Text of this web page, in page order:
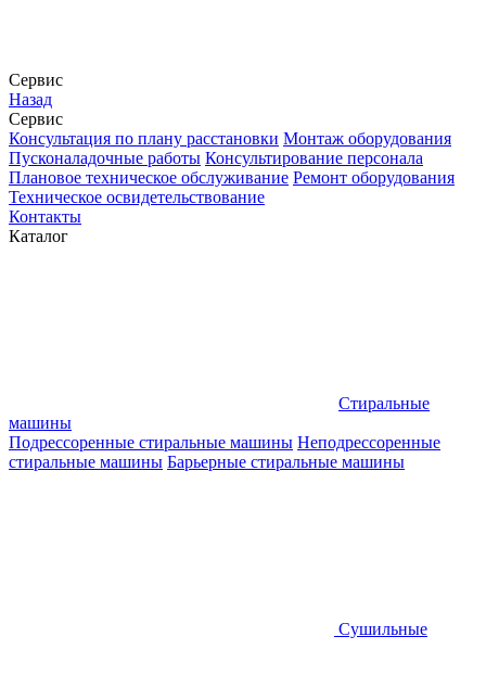
Сервис
Назад
Сервис
Конcультация по плану расстановки Монтаж оборудования
Пусконаладочные работы Консультирование персонала
Плановое техническое обслуживание Ремонт оборудования
Техническое освидетельствование
Контакты
Каталог
Стиральные
машины
Подрессоренные стиральные машины Неподрессоренные
стиральные машины Барьерные стиральные машины
Сушильные